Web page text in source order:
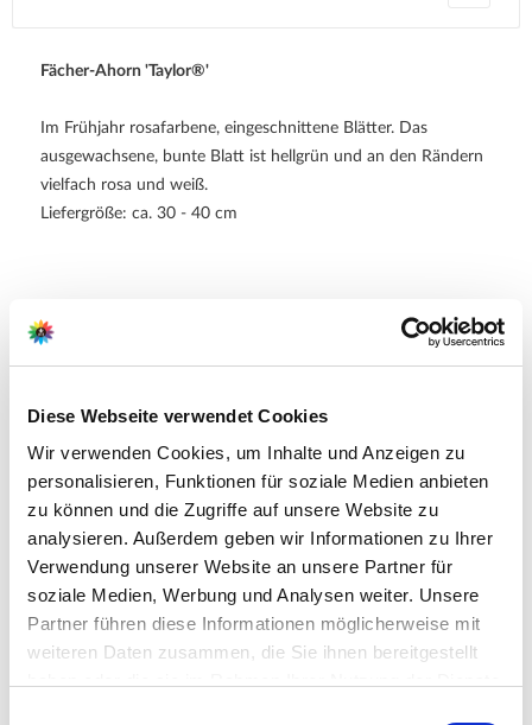
Diese Webseite verwendet Cookies
Wir verwenden Cookies, um Inhalte und Anzeigen zu
personalisieren, Funktionen für soziale Medien anbieten
zu können und die Zugriffe auf unsere Website zu
analysieren. Außerdem geben wir Informationen zu Ihrer
Verwendung unserer Website an unsere Partner für
soziale Medien, Werbung und Analysen weiter. Unsere
Partner führen diese Informationen möglicherweise mit
weiteren Daten zusammen, die Sie ihnen bereitgestellt
Fächer-Ahorn 'Taylor®'
Im Frühjahr rosafarbene, eingeschnittene Blätter. Das
ausgewachsene, bunte Blatt ist hellgrün und an den Rändern
vielfach rosa und weiß.
Liefergröße: ca. 30 - 40 cm
Hersteller/Importeur
53721 Siegburg
E-Mail: info@as-garten.de
Webseite: https://www.as-
garten.de